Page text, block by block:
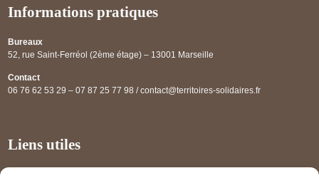
Informations pratiques
Bureaux
52, rue Saint-Ferréol (2ème étage) – 13001 Marseille
Contact
06 76 62 53 29 – 07 87 25 77 98 / contact@territoires-solidaires.fr
Liens utiles